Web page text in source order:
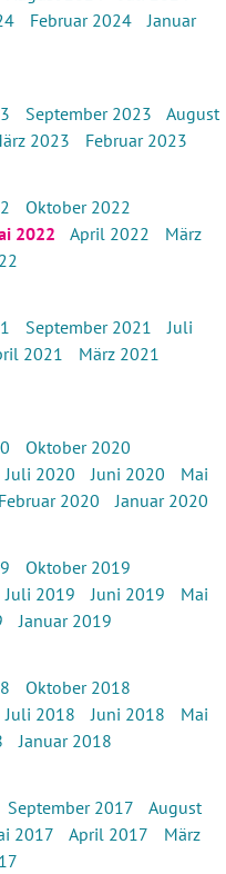
Februar 2024
Januar
September 2023
August
2023
Februar 2023
Oktober 2022
2022 April 2022
März
September 2021
Juli
2021
März 2021
Oktober 2020
Juli 2020 Juni 2020
Mai
Februar 2020
Januar 2020
Oktober 2019
Juli 2019 Juni 2019
Mai
Januar 2019
Oktober 2018
Juli 2018 Juni 2018
Mai
Januar 2018
September 2017
August
2017 April 2017
März